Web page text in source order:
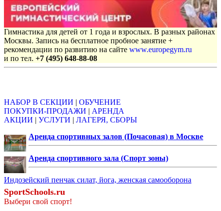
Гимнастика для детей от 1 года и взрослых. В разных районах
Москвы. Запись на бесплатное пробное занятие +
рекомендации по развитию на сайте www.europegym.ru
и по тел. +7 (495) 648-88-08
НАБОР В СЕКЦИИ | ОБУЧЕНИЕ
ПОКУПКИ-ПРОДАЖИ | АРЕНДА
АКЦИИ | УСЛУГИ | ЛАГЕРЯ, СБОРЫ
Аренда спортивных залов (Почасовая) в Москве
Аренда спортивного зала (Спорт зоны)
Индозейский пенчак силат, йога, женская самооборона
SportSchools.ru
Выбери свой спорт!